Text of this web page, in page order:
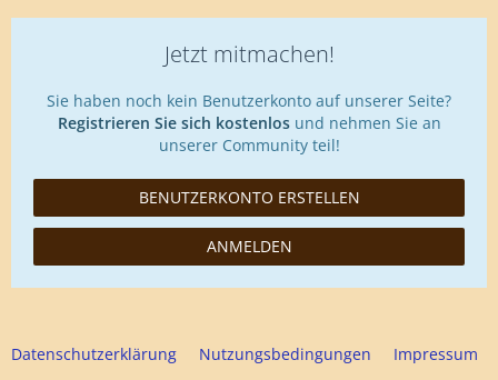
Jetzt mitmachen!
Sie haben noch kein Benutzerkonto auf unserer Seite?
Registrieren Sie sich kostenlosund nehmen Sie an
unserer Community teil!
BENUTZERKONTO ERSTELLEN
ANMELDEN
Datenschutzerklärung Nutzungsbedingungen Impressum